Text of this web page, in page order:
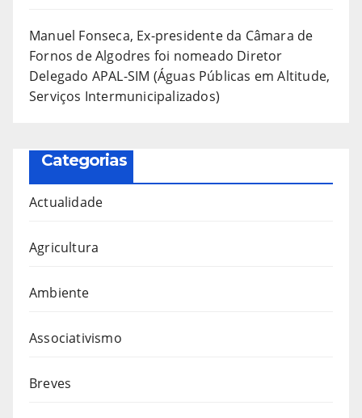
Manuel Fonseca, Ex-presidente da Câmara de
Fornos de Algodres foi nomeado Diretor
Delegado APAL-SIM (Águas Públicas em Altitude,
Serviços Intermunicipalizados)
Categorias
Actualidade
Agricultura
Ambiente
Associativismo
Breves